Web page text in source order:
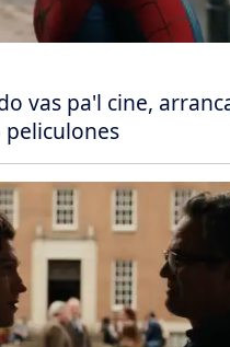
vas pa'l cine,
peliculones